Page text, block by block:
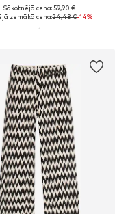
Sākotnējā cena: 59,90 €
zemākā cena:24,43 €-14%